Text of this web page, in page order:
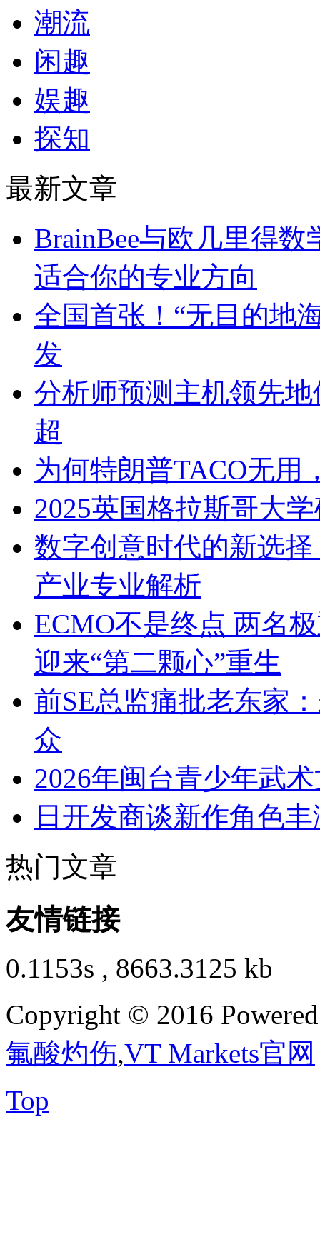
潮流
闲趣
娱趣
探知
最新文章
BrainBee与欧几里得
适合你的专业方向
全国首张！“无目的地
发
分析师预测主机领先
超
为何特朗普TACO无用
2025英国格拉斯哥大
数字创意时代的新选
产业专业解析
ECMO不是终点 两名
迎来“第二颗心”重生
前SE总监痛批老东家
众
2026年闽台青少年武
日开发商谈新作角色
热门文章
友情链接
0.1153s , 8663.3125 kb
Copyright © 2016
氟酸灼伤,VT Markets官网
Top